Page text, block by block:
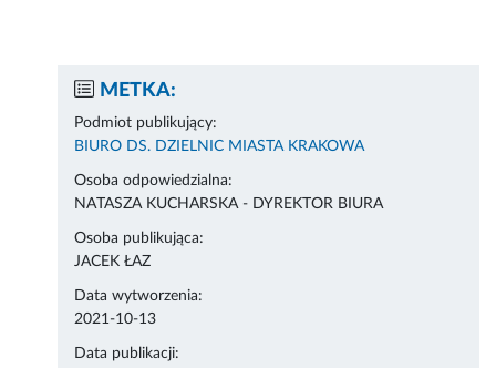
METKA:
Podmiot publikujący:
BIURO DS. DZIELNIC MIASTA KRAKOWA
Osoba odpowiedzialna:
NATASZA KUCHARSKA - DYREKTOR BIURA
Osoba publikująca:
JACEK ŁAZ
Data wytworzenia:
2021-10-13
Data publikacji: